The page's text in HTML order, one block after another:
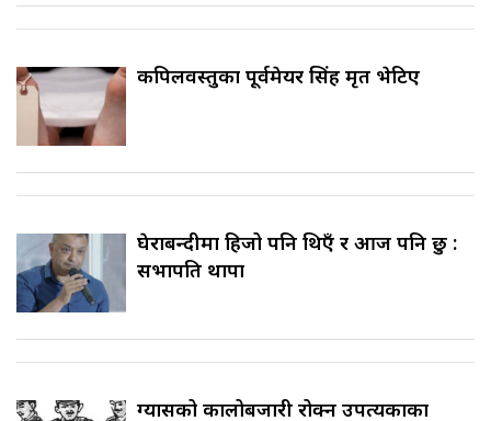
कपिलवस्तुका पूर्वमेयर सिंह मृत भेटिए
घेराबन्दीमा हिजो पनि थिएँ र आज पनि छु :
सभापति थापा
ग्यासको कालोबजारी रोक्न उपत्यकाका